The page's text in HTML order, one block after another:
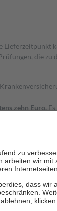
die
zehn Euro.
fallenkeine